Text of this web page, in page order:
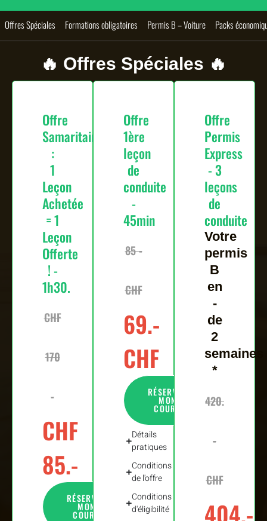
Offres Spéciales Formations obligatoires Permis B – Voiture Packs
🔥 Offres Spéciales 🔥
Offre
Samaritains
:
1
Leçon
Achetée
= 1
Leçon
Offerte
! -
1h30.
CHF
170
-
CHF
85.-
RÉSERVER
MON
COURS
Offre
1ère
leçon
de
conduite
-
45min
85 -
CHF
69.-
CHF
RÉSERVER
MON
COURS
Détails
pratiques
Conditions
de l'offre
Conditions
d'éligibilité
Offre
Permis
Express
- 3
leçons
de
conduite
Votre
permis
B
en
-
de
2
semaines
*
420.
-
CHF
404.-